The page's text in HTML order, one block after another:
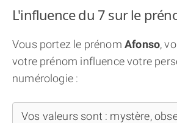
L'influence du 7 sur le
Vous portez le prénom Afonso,
votre prénom influence votre
numérologie :
Vos valeurs sont : mystère,